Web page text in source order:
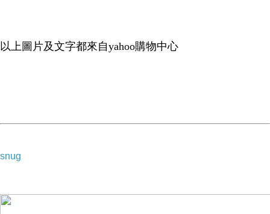
以上圖片及文字都來自yahoo購物中心
snug